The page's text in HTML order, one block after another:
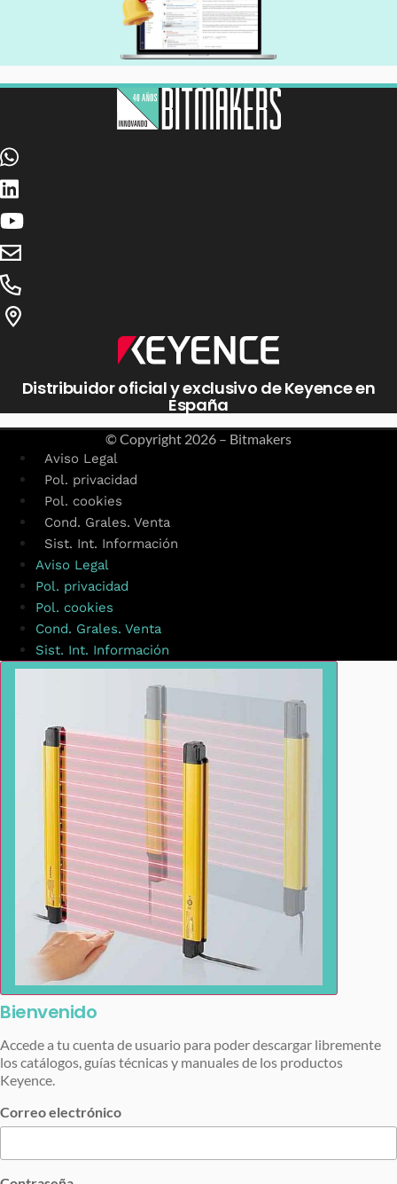
Distribuidor oficial y exclusivo de Keyence en
España
© Copyright 2026 – Bitmakers
Aviso Legal
Pol. privacidad
Pol. cookies
Cond. Grales. Venta
Sist. Int. Información
Aviso Legal
Pol. privacidad
Pol. cookies
Cond. Grales. Venta
Sist. Int. Información
Bienvenido
Accede a tu cuenta de usuario para poder descargar libremente
los catálogos, guías técnicas y manuales de los productos
Keyence.
Correo electrónico